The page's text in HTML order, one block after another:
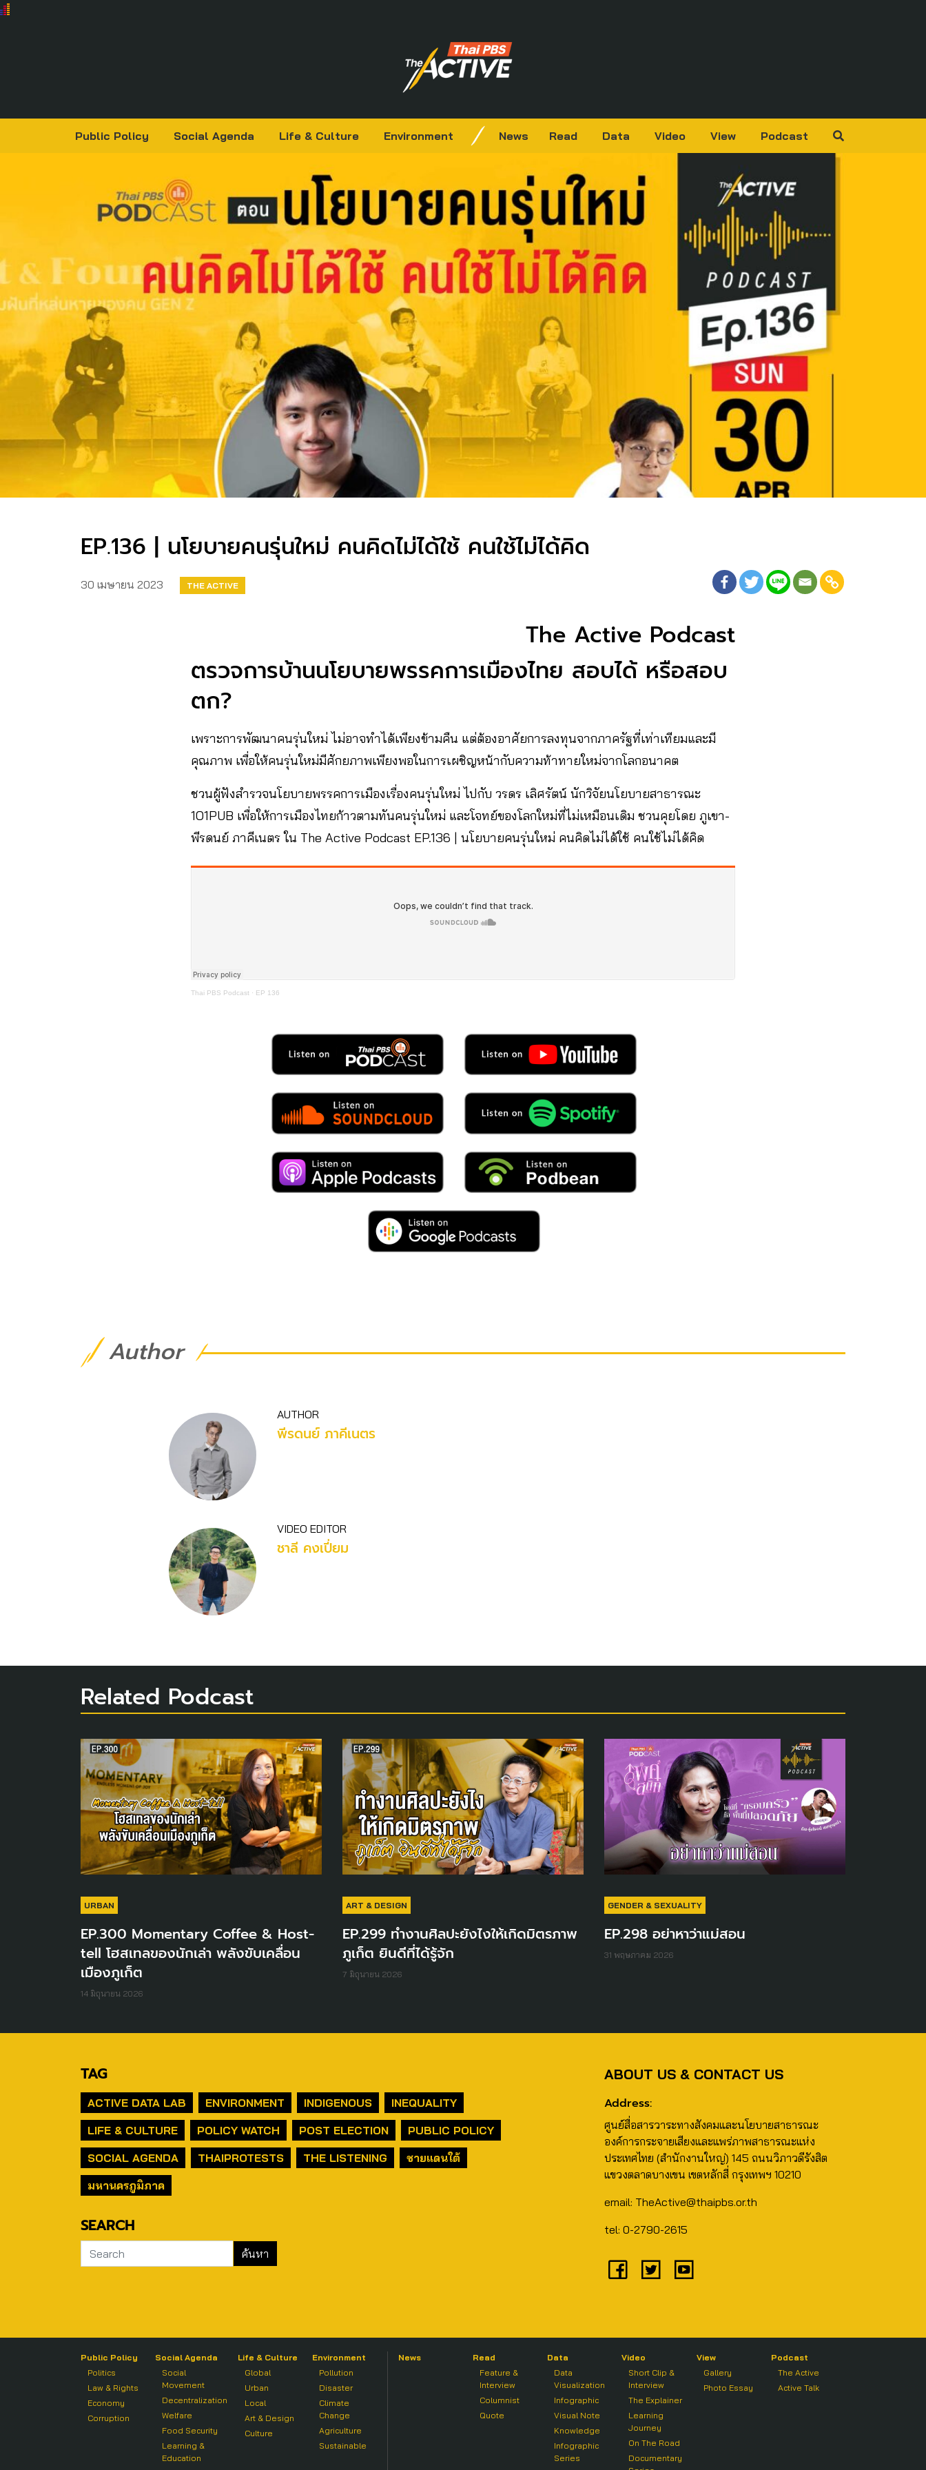
Public Policy Social Agenda Life & Culture Environment News Read Data Video View Podcast
EP.136 | นโยบายคนรุ่นใหม่ คนคิดไม่ได้ใช้ คนใช้ไม่ได้คิด
30 เมษายน 2023 THE ACTIVE
The Active Podcast
ตรวจการบ้านนโยบายพรรคการเมืองไทย สอบได้ หรือสอบ
ตก?
เพราะการพัฒนาคนรุ่นใหม่ ไม่อาจทำได้เพียงข้ามคืน แต่ต้องอาศัยการลงทุนจากภาครัฐที่เท่าเทียมและมี
คุณภาพ เพื่อให้คนรุ่นใหม่มีศักยภาพเพียงพอในการเผชิญหน้ากับความท้าทายใหม่จากโลกอนาคต
ชวนผู้ฟังสำรวจนโยบายพรรคการเมืองเรื่องคนรุ่นใหม่ ไปกับ วรดร เลิศรัตน์ นักวิจัยนโยบายสาธารณะ
1O1PUB เพื่อให้การเมืองไทยก้าวตามทันคนรุ่นใหม่ และโจทย์ของโลกใหม่ที่ไม่เหมือนเดิม ชวนคุยโดย ภูเขา-
พีรดนย์ ภาคีเนตร ใน The Active Podcast EP.136 | นโยบายคนรุ่นใหม่ คนคิดไม่ได้ใช้ คนใช้ไม่ได้คิด
Thai PBS Podcast · EP 136
Author
AUTHOR
พีรดนย์ ภาคีเนตร
VIDEO EDITOR
ชาลี คงเปี่ยม
Related Podcast
URBAN
EP.300 Momentary Coffee & Host-
tell โฮสเทลของนักเล่า พลังขับเคลื่อน
เมืองภูเก็ต
14 มิถุนายน 2026
ART & DESIGN
EP.299 ทำงานศิลปะยังไงให้เกิดมิตรภาพ
ภูเก็ต ยินดีที่ได้รู้จัก
7 มิถุนายน 2026
GENDER & SEXUALITY
EP.298 อย่าหาว่าแม่สอน
31 พฤษภาคม 2026
TAG
ACTIVE DATA LAB ENVIRONMENT INDIGENOUS
INEQUALITY
LIFE & CULTURE
POLICY WATCH POST ELECTION
PUBLIC POLICY
SOCIAL AGENDA
THAIPROTESTS THE LISTENING
ชายแดนใต้
มหานครภูมิภาค
SEARCH
ABOUT US & CONTACT US
Address:
ศูนย์สื่อสารวาระทางสังคมและนโยบายสาธารณะ
องค์การกระจายเสียงและแพร่ภาพสาธารณะแห่ง
ประเทศไทย (สำนักงานใหญ่) 145 ถนนวิภาวดีรังสิต
แขวงตลาดบางเขน เขตหลักสี่ กรุงเทพฯ 10210
email: TheActive@thaipbs.or.th
tel: 0-2790-2615
Public Policy
Politics
Law & Rights
Economy
Corruption
Social Agenda
Social
Movement
Decentralization
Welfare
Food Security
Learning &
Education
Life & Culture
Global
Urban
Local
Art & Design
Culture
Environment
Pollution
Disaster
Climate
Change
Agriculture
Sustainable
News
Read
Feature &
Interview
Columnist
Quote
Data
Data
Visualization
Infographic
Visual Note
Knowledge
Infographic
Series
Video
Short Clip &
Interview
The Explainer
Learning
Journey
On The Road
Documentary
View
Gallery
Photo Essay
Podcast
The Active
Active Talk